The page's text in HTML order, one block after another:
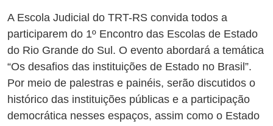
A Escola Judicial do TRT-RS convida todos a
participarem do 1º Encontro das Escolas de Estado
do Rio Grande do Sul. O evento abordará a temática
“Os desafios das instituições de Estado no Brasil”.
Por meio de palestras e painéis, serão discutidos o
histórico das instituições públicas e a participação
democrática nesses espaços, assim como o Estado